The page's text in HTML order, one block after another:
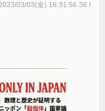
03/03(金) 16:31:56.36 I